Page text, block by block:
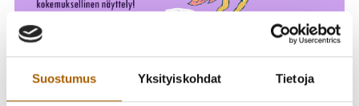
Suostumus Yksityiskohdat Tietoja